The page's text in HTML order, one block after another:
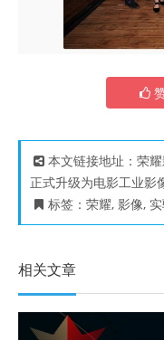
本文链接地址： 荣
正式升级为电影工业影
标签： 荣耀, 影像,
相关文章